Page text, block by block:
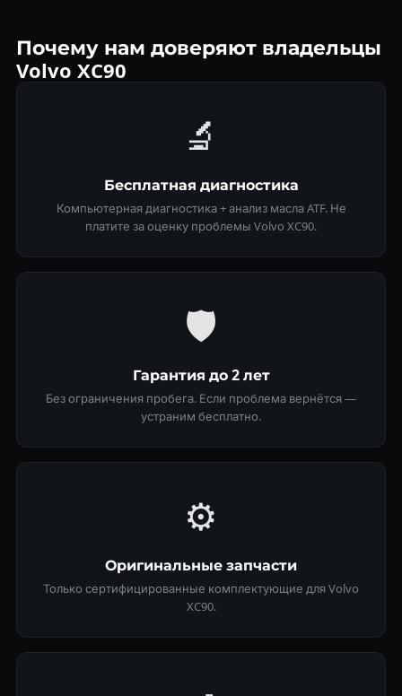
Почему нам доверяют владельцы
Volvo XC90
🔬
Бесплатная диагностика
Компьютерная диагностика + анализ масла ATF. Не
платите за оценку проблемы Volvo XC90.
🛡
Гарантия до 2 лет
Без ограничения пробега. Если проблема вернётся —
устраним бесплатно.
⚙️
Оригинальные запчасти
Только сертифицированные комплектующие для Volvo
XC90.